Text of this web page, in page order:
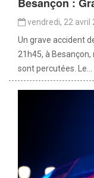
vendredi, 22 avril
Un grave accident
21h45, à
sont percutées. Le...